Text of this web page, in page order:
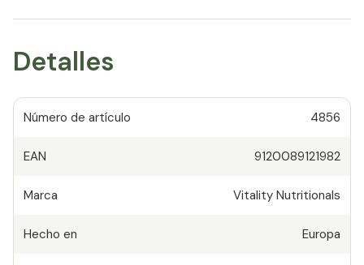
Detalles
Número de artículo 4856
EAN 9120089121982
Marca Vitality Nutritionals
Hecho en Europa